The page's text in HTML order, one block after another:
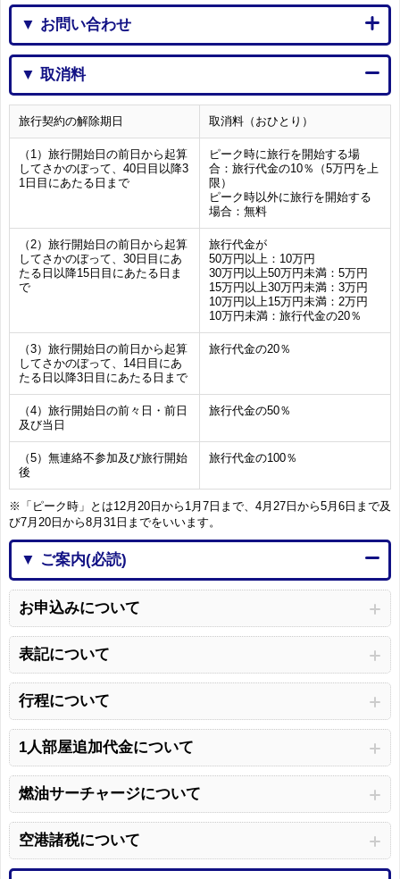
▼ お問い合わせ
▼ 取消料
旅行契約の解除期日 取消料（おひとり）
（1）旅行開始日の前日から起算
してさかのぼって、40日目以降3
1日目にあたる日まで
ピーク時に旅行を開始する場
合：旅行代金の10％（5万円を上
限）
ピーク時以外に旅行を開始する
場合：無料
（2）旅行開始日の前日から起算
してさかのぼって、30日目にあ
たる日以降15日目にあたる日ま
で
旅行代金が
50万円以上：10万円
30万円以上50万円未満：5万円
15万円以上30万円未満：3万円
10万円以上15万円未満：2万円
10万円未満：旅行代金の20％
（3）旅行開始日の前日から起算
してさかのぼって、14日目にあ
たる日以降3日目にあたる日まで
旅行代金の20％
（4）旅行開始日の前々日・前日
及び当日
旅行代金の50％
（5）無連絡不参加及び旅行開始
後
旅行代金の100％
※「ピーク時」とは12月20日から1月7日まで、4月27日から5月6日まで及
び7月20日から8月31日までをいいます。
▼ ご案内(必読)
お申込みについて
表記について
行程について
1人部屋追加代金について
燃油サーチャージについて
空港諸税について